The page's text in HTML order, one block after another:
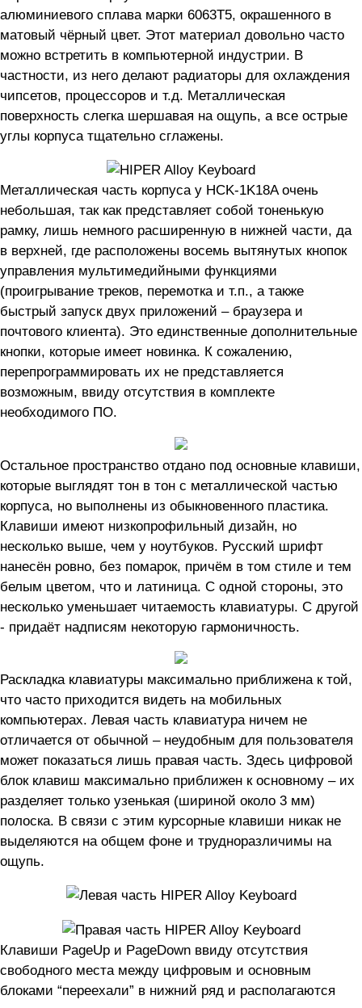
алюминиевого сплава марки 6063T5, окрашенного в
матовый чёрный цвет. Этот материал довольно часто
можно встретить в компьютерной индустрии. В
частности, из него делают радиаторы для охлаждения
чипсетов, процессоров и т.д. Металлическая
поверхность слегка шершавая на ощупь, а все острые
углы корпуса тщательно сглажены.
Металлическая часть корпуса у HCK-1K18A очень
небольшая, так как представляет собой тоненькую
рамку, лишь немного расширенную в нижней части, да
в верхней, где расположены восемь вытянутых кнопок
управления мультимедийными функциями
(проигрывание треков, перемотка и т.п., а также
быстрый запуск двух приложений – браузера и
почтового клиента). Это единственные дополнительные
кнопки, которые имеет новинка. К сожалению,
перепрограммировать их не представляется
возможным, ввиду отсутствия в комплекте
необходимого ПО.
Остальное пространство отдано под основные клавиши,
которые выглядят тон в тон с металлической частью
корпуса, но выполнены из обыкновенного пластика.
Клавиши имеют низкопрофильный дизайн, но
несколько выше, чем у ноутбуков. Русский шрифт
нанесён ровно, без помарок, причём в том стиле и тем
белым цветом, что и латиница. С одной стороны, это
несколько уменьшает читаемость клавиатуры. С другой
- придаёт надписям некоторую гармоничность.
Раскладка клавиатуры максимально приближена к той,
что часто приходится видеть на мобильных
компьютерах. Левая часть клавиатура ничем не
отличается от обычной – неудобным для пользователя
может показаться лишь правая часть. Здесь цифровой
блок клавиш максимально приближен к основному – их
разделяет только узенькая (шириной около 3 мм)
полоска. В связи с этим курсорные клавиши никак не
выделяются на общем фоне и трудноразличимы на
ощупь.
Клавиши PageUp и PageDown ввиду отсутствия
свободного места между цифровым и основным
блоками “переехали” в нижний ряд и располагаются